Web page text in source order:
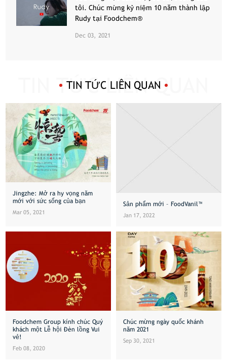
tôi. Chúc mừng kỷ niệm 10 năm thành lập
Rudy tại Foodchem®
Dec 03, 2021
TIN TỨC LIÊN QUAN
Jingzhe: Mở ra hy vọng năm
mới với sức sống của bạn
Mar 05, 2021
Sản phẩm mới – FoodVanil™
Jan 17, 2022
Foodchem Group kính chúc Quý
khách một Lễ hội Đèn lồng Vui
vẻ!
Feb 08, 2020
Chúc mừng ngày quốc khánh
năm 2021
Sep 30, 2021